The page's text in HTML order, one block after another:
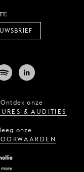
Ontdek onze
& AUDITIES
onze